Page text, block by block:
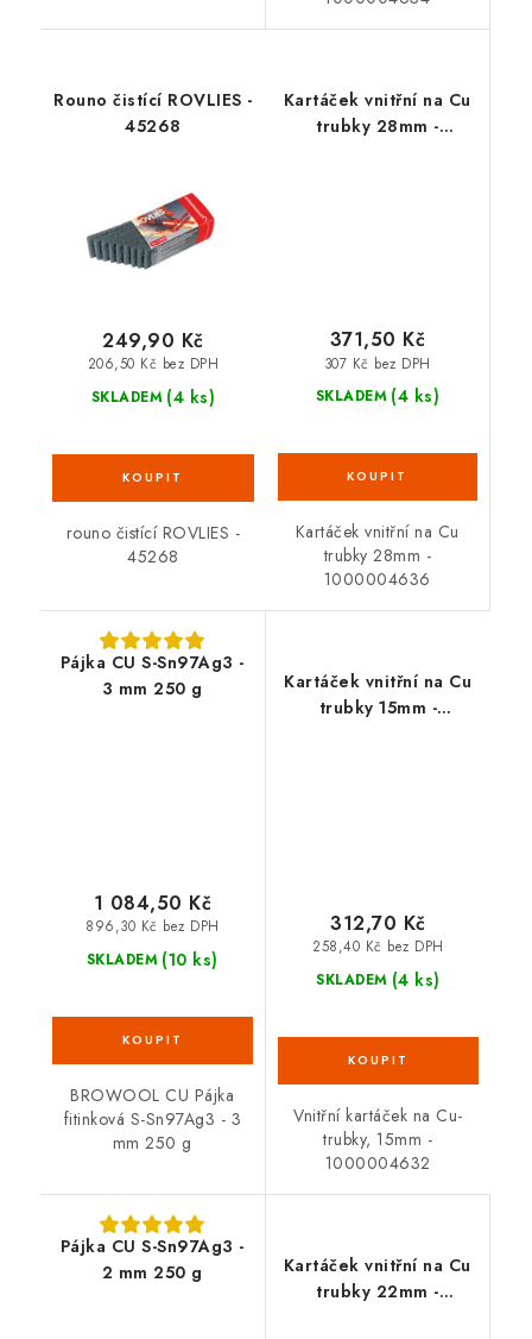
Rouno čistící ROVLIES -
45268
SKLADEM (4 ks)
206,50 Kč bez DPH
249,90 Kč
rouno čistící ROVLIES -
45268
Kartáček vnitřní na Cu
trubky 28mm -
SKLADEM (4 ks)
307 Kč bez DPH
371,50 Kč
Kartáček vnitřní na Cu
trubky 28mm -
1000004636
Pájka CU S-Sn97Ag3 -
3 mm 250 g
SKLADEM (10 ks)
896,30 Kč bez DPH
1 084,50 Kč
BROWOOL CU Pájka
fitinková S-Sn97Ag3 - 3
mm 250 g
Kartáček vnitřní na Cu
trubky 15mm -
SKLADEM (4 ks)
258,40 Kč bez DPH
312,70 Kč
Vnitřní kartáček na Cu-
trubky, 15mm -
1000004632
Pájka CU S-Sn97Ag3 -
2 mm 250 g
Kartáček vnitřní na Cu
trubky 22mm -